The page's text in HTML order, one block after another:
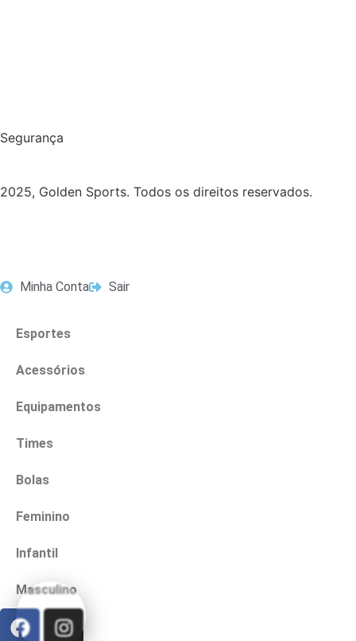
Segurança
2025, Golden Sports. Todos os direitos reservados.
Minha Conta Sair
Esportes
Acessórios
Equipamentos
Times
Bolas
Feminino
Infantil
Masculino